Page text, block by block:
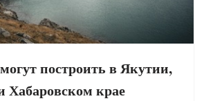
построить в Якутии,
Хабаровском крае